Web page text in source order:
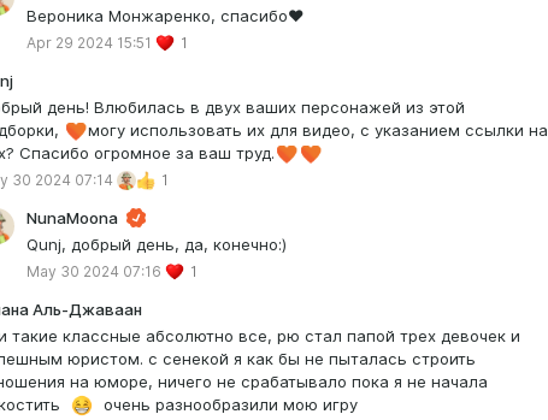
Вероника Монжаренко, спасибо❤️
Apr 29 2024 15:51 1
день! Влюбилась в двух ваших персонажей из этой
могу использовать их для видео, с указанием ссылки на
Спасибо огромное за ваш труд.
30 2024 07:14 1
NunaMoona
Qunj, добрый день, да, конечно:)
May 30 2024 07:16 1
Аль-Джаваан
такие классные абсолютно все, рю стал папой трех девочек и
юристом. с сенекой я как бы не пыталась строить
на юморе, ничего не срабатывало пока я не начала
очень разнообразили мою игру